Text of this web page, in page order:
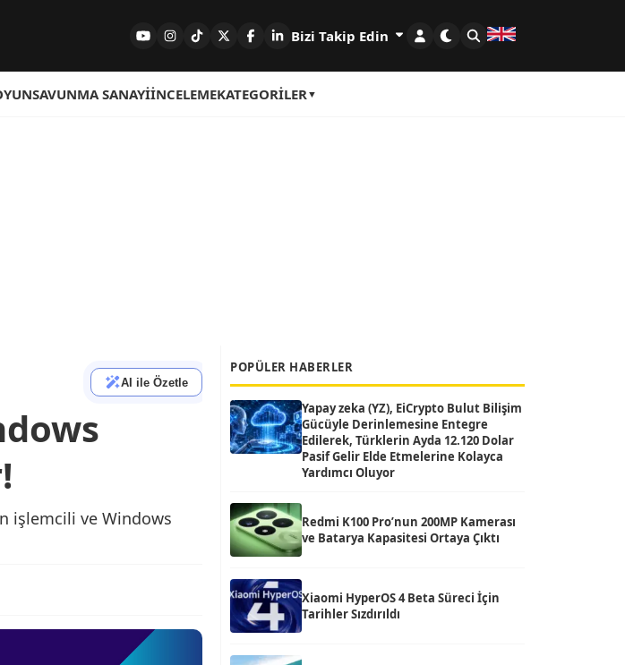
Bizi Takip Edin
SAVUNMA SANAYIİNCELEMEKATEGORILER
AI ile Özetle
işlemcili ve Windows
POPÜLER HABERLER
Yapay zeka (YZ), EiCrypto Bulut Bilişim
Gücüyle Derinlemesine Entegre
Edilerek, Türklerin Ayda 12.120 Dolar
Pasif Gelir Elde Etmelerine Kolayca
Yardımcı Oluyor
Redmi K100 Pro’nun 200MP Kamerası
ve Batarya Kapasitesi Ortaya Çıktı
Xiaomi HyperOS 4 Beta Süreci İçin
Tarihler Sızdırıldı